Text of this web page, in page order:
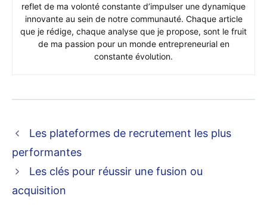
reflet de ma volonté constante d’impulser une dynamique
innovante au sein de notre communauté. Chaque article
que je rédige, chaque analyse que je propose, sont le fruit
de ma passion pour un monde entrepreneurial en
constante évolution.
Les plateformes de recrutement les plus
performantes
Les clés pour réussir une fusion ou
acquisition